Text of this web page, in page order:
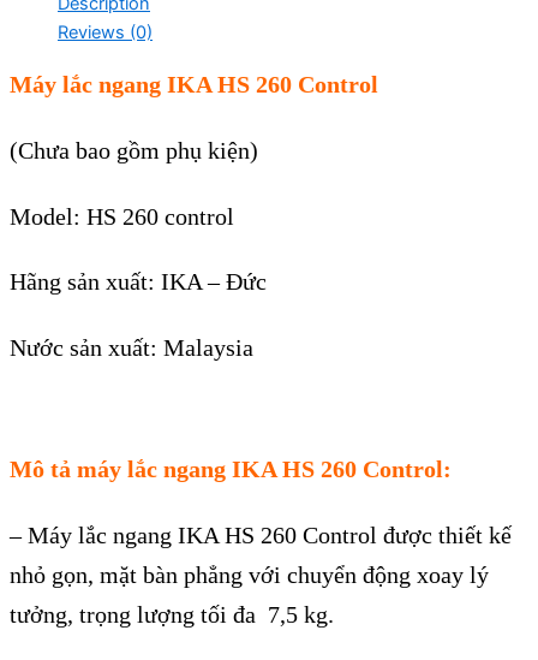
Reviews (0)
Máy lắc ngang IKA HS 260 Control
(Chưa bao gồm phụ kiện)
Model: HS 260 control
Hãng sản xuất: IKA – Đức
Nước sản xuất: Malaysia
Mô tả máy lắc ngang IKA HS 260 Control:
– Máy lắc ngang IKA HS 260 Control được thiết kế
nhỏ gọn, mặt bàn phẳng với chuyển động xoay lý
tưởng, trọng lượng tối đa 7,5 kg.